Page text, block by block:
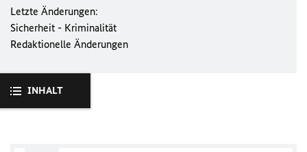
Letzte Änderungen:
Sicherheit - Kriminalität
Redaktionelle Änderungen
INHALT